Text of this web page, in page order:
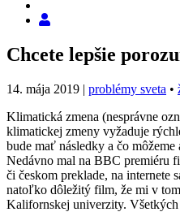
Chcete lepšie
14. mája 2019 | problémy sveta •
Klimatická zmena (nesprávne
klimatickej zmeny vyžaduje
bude mať následky a čo
Nedávno mal na BBC premiéru
či českom preklade, na internete
natoľko dôležitý film, že mi v
Kalifornskej univerzity.